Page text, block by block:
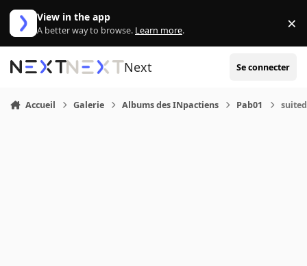
Aller au contenu
View in the app
A better way to browse. Learn more. ×
Next Se connecter
Accueil Galerie Albums des INpactiens Pab01